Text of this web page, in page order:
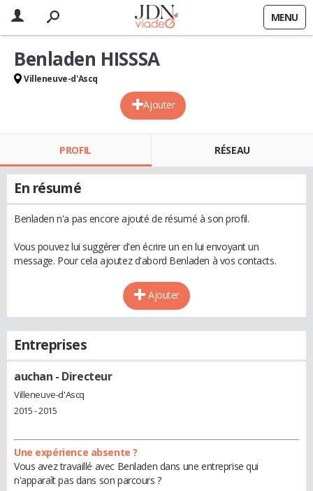
MENU
Ajouter
Benladen HISSSA
Villeneuve-d'Ascq
PROFIL RÉSEAU
En résumé
Benladen n'a pas encore ajouté de résumé à son profil.
Vous pouvez lui suggérer d'en écrire un en lui envoyant un
message. Pour cela ajoutez d'abord Benladen à vos contacts.
Ajouter
Entreprises
auchan - Directeur
Villeneuve-d'Ascq
2015 - 2015
Une expérience absente ?
Vous avez travaillé avec Benladen dans une entreprise qui
n'apparaît pas dans son parcours ?